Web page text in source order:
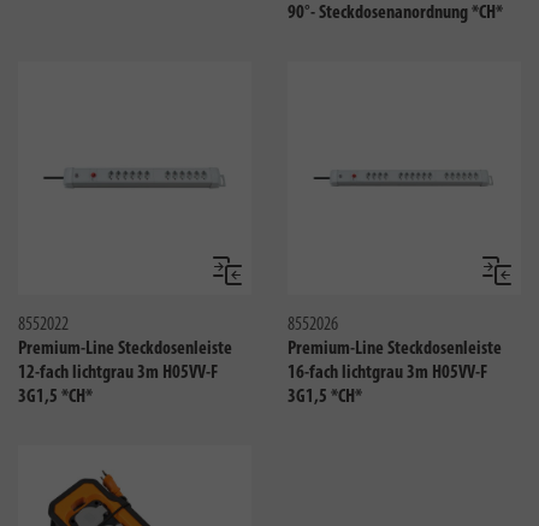
90°- Steckdosenanordnung *CH*
Vergleichen
8552022
Premium-Line Steckdosenleiste
12-fach lichtgrau 3m H05VV-F
3G1,5 *CH*
8552026
Premium-Line Steckdosenleiste
16-fach lichtgrau 3m H05VV-F
3G1,5 *CH*